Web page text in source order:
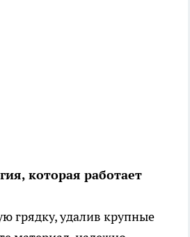
которая работает
грядку, удалив крупные